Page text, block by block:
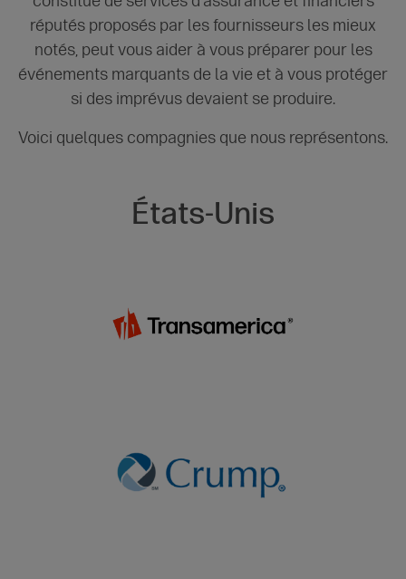
réputés proposés par les fournisseurs les mieux
notés, peut vous aider à vous préparer pour les
événements marquants de la vie et à vous protéger
si des imprévus devaient se produire.
Voici quelques compagnies que nous représentons.
États-Unis